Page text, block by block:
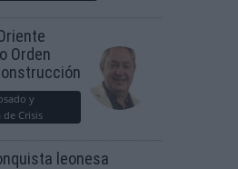
Orden
y
Crisis
leonesa